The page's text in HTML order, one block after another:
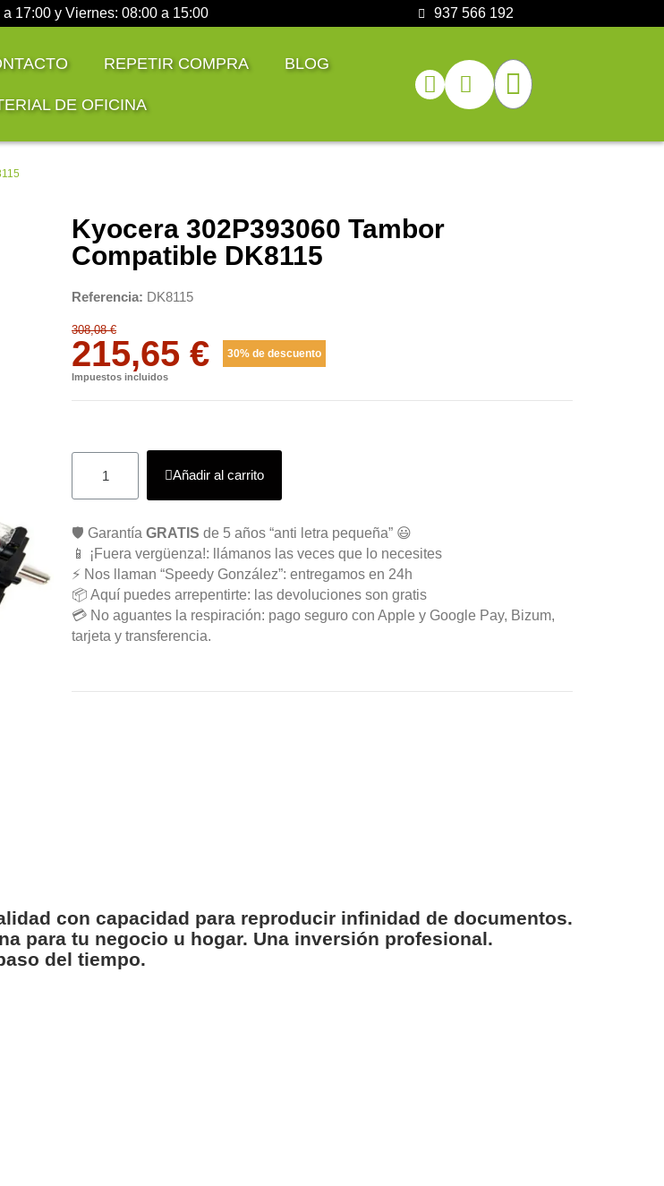
a 17:00 y Viernes: 08:00 a 15:00 937 566 192
REPETIR COMPRA BLOG
DE OFICINA
Kyocera 302P393060 Tambor
Compatible DK8115
Referencia DK8115
308,08 €
215,65 € 30% de descuento
Impuestos incluidos
Añadir al carrito
🛡️ Garantía GRATIS de 5 años “anti letra pequeña” 😃
📱 ¡Fuera vergüenza!: llámanos las veces que lo necesites
⚡ Nos llaman “Speedy González”: entregamos en 24h
📦 Aquí puedes arrepentirte: las devoluciones son gratis
💳 No aguantes la respiración: pago seguro con Apple y Google Pay, Bizum,
tarjeta y transferencia.
con capacidad para reproducir infinidad de documentos.
para tu negocio u hogar. Una inversión profesional.
del tiempo.